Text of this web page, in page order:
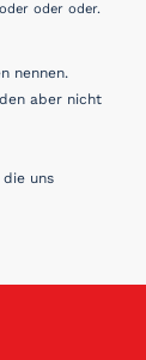
oder oder.
nennen.
aber nicht
uns